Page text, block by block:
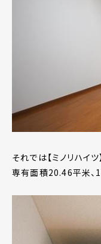
それでは【ミノリハイ
専有面積20.46平米、